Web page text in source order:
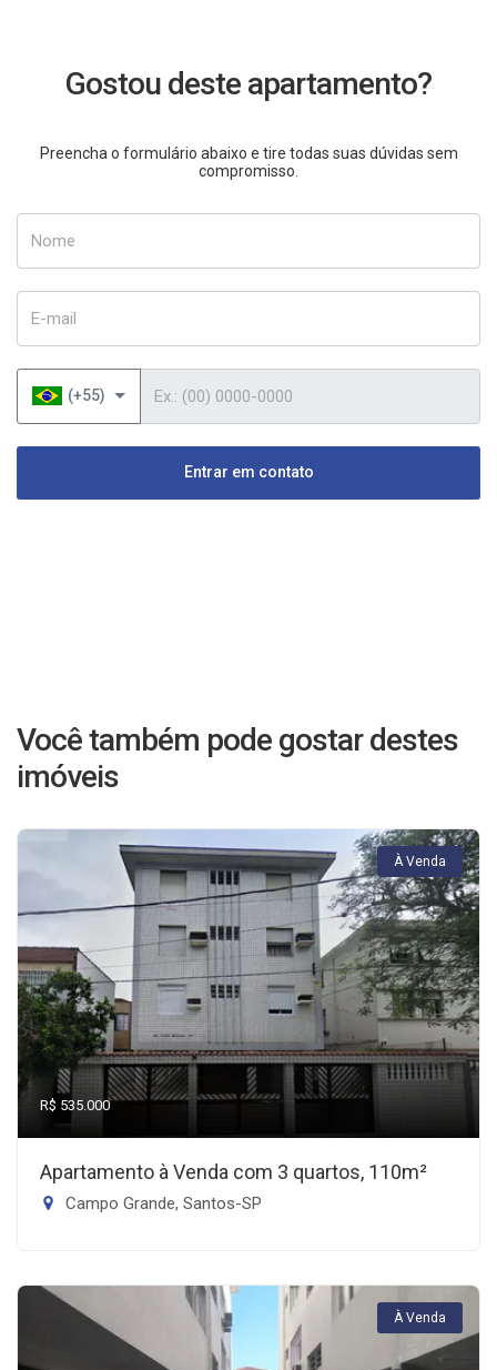
Gostou deste apartamento?
Preencha o formulário abaixo e tire todas suas dúvidas sem
compromisso.
(+55)
Entrar em contato
Você também pode gostar destes
imóveis
À Venda
R$ 535.000
Apartamento à Venda com 3 quartos, 110m²
Campo Grande, Santos-SP
À Venda